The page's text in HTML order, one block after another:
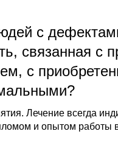
с
связанная с
с
Лечение всегда
и опытом работы